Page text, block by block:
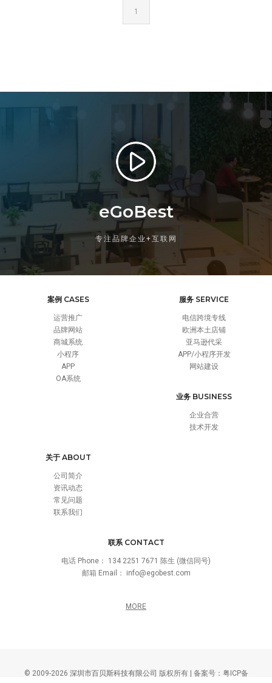
1
eGoBest
专注品牌企业+互联网
案例 CASES
运营推广
品牌网站
商城系统
小程序
APP
OA系统
服务 SERVICE
电信跨境专线
欧洲本土店铺
亚马逊代采
APP/小程序开发
网站建设
业务 BUSINESS
企业合营
技术开发
关于 ABOUT
公司简介
资讯动态
常见问题
联系我们
联系 CONTACT
电话 Phone： 134 2251 7671 陈生 (微信同号)
邮箱 Email：
info@egobest.com
MORE
© 2009-2026 深圳市百贝斯科技有限公司 版权所有 | 备案号： 粤ICP备